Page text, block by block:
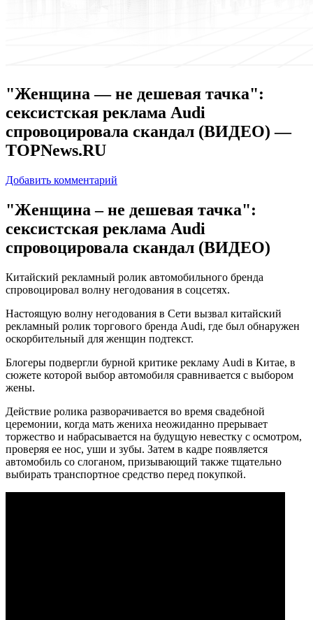
"Женщина — не дешевая тачка":
сексистская реклама Audi
спровоцировала скандал (ВИДЕО) —
TOPNews.RU
Добавить комментарий
"Жeнщинa – не дешевая тачка":
сексистская реклама Audi
спровоцировала скандал (ВИДЕО)
Китайский рекламный ролик автомобильного бренда
спровоцировал волну негодования в соцсетях.
Настоящую волну негодования в Сети вызвал китайский
рекламный ролик торгового бренда Audi, где был обнаружен
оскорбительный для женщин подтекст.
Блогеры подвергли бурной критике рекламу Audi в Китае, в
сюжете которой выбор автомобиля сравнивается с выбором
жены.
Действие ролика разворачивается во время свадебной
церемонии, когда мать жениха неожиданно прерывает
торжество и набрасывается на будущую невестку с осмотром,
проверяя ее нос, уши и зубы. Затем в кадре появляется
автомобиль со слоганом, призывающий также тщательно
выбирать транспортное средство перед покупкой.